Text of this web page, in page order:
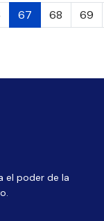
67 68 69
el poder de la